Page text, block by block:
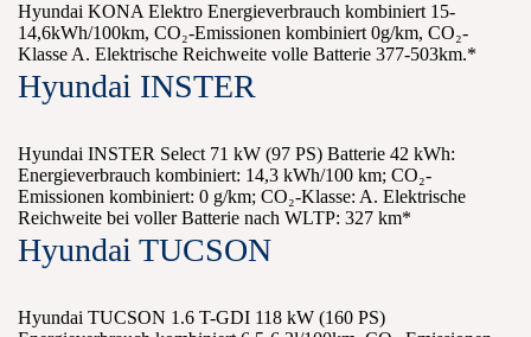
Hyundai KONA Elektro Energieverbrauch kombiniert 15-
14,6kWh/100km, CO₂-Emissionen kombiniert 0g/km, CO₂-
Klasse A. Elektrische Reichweite volle Batterie 377-503km.*
Hyundai INSTER
Hyundai INSTER Select 71 kW (97 PS) Batterie 42 kWh:
Energieverbrauch kombiniert: 14,3 kWh/100 km; CO₂-
Emissionen kombiniert: 0 g/km; CO₂-Klasse: A. Elektrische
Reichweite bei voller Batterie nach WLTP: 327 km*
Hyundai TUCSON
Hyundai TUCSON 1.6 T-GDI 118 kW (160 PS)